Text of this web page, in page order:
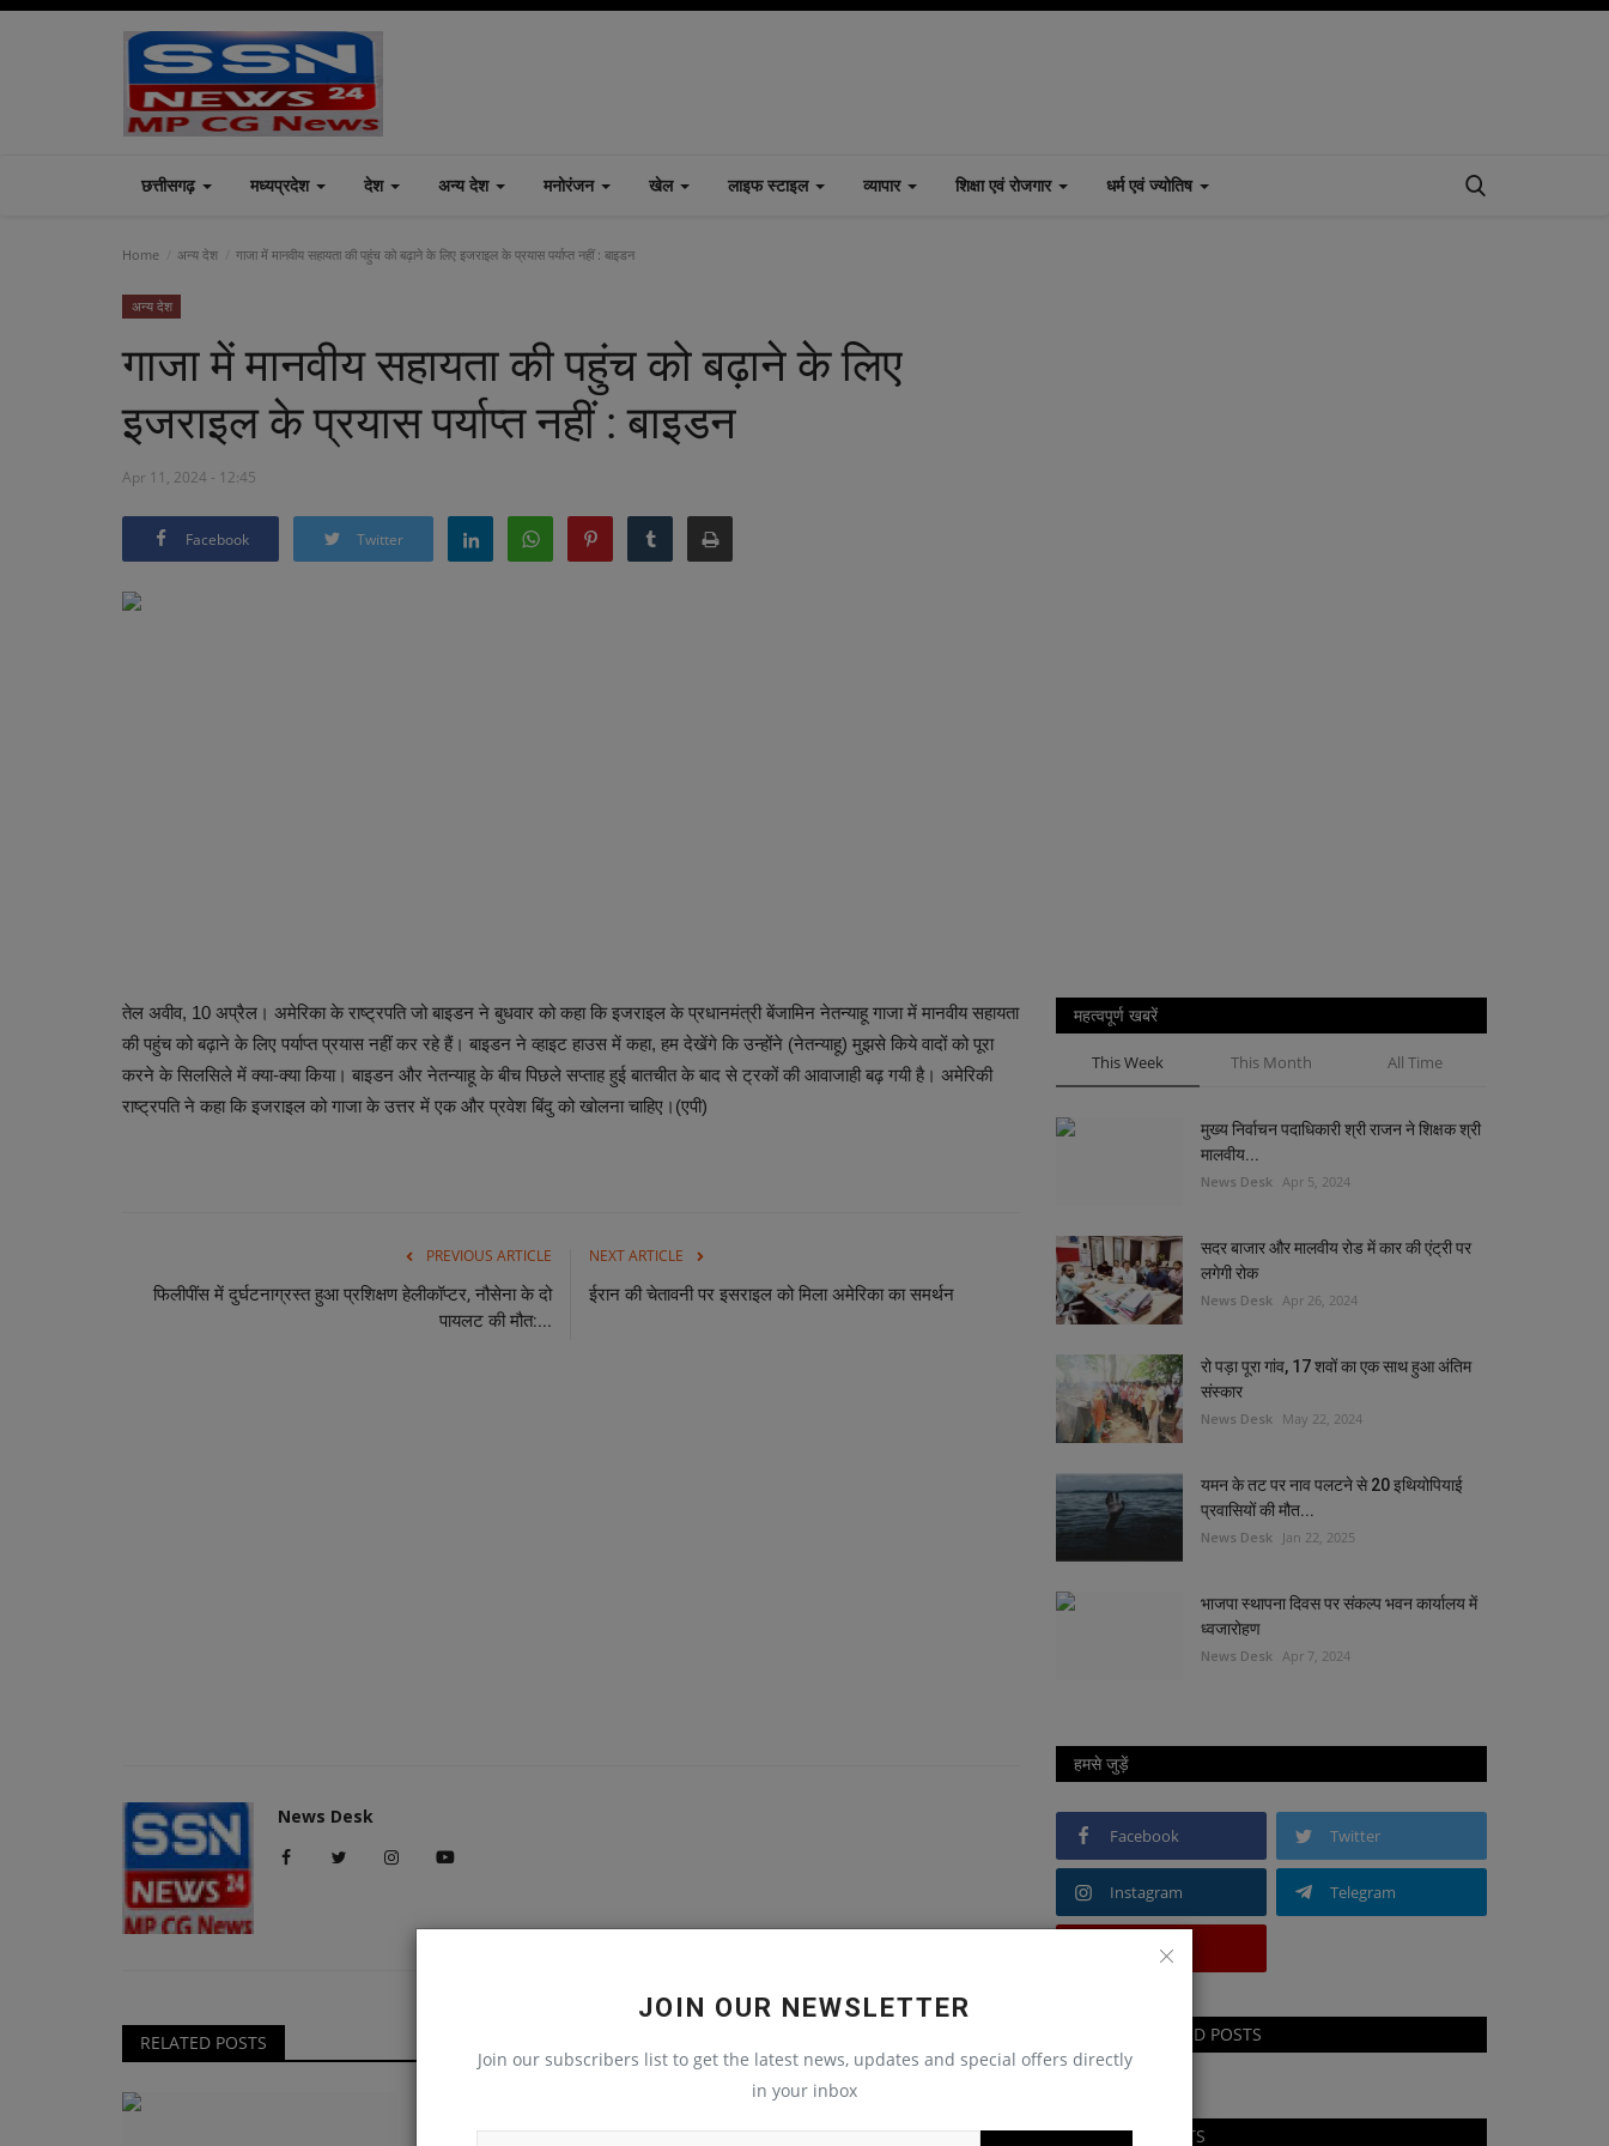
छत्तीसगढ़ मध्यप्रदेश देश अन्य देश मनोरंजन खेल लाइफ स्टाइल व्यापार शिक्षा एवं रोजगार धर्म एवं ज्योतिष
JOIN OUR NEWSLETTER
Join our subscribers list to get the latest news, updates and special offers directly
in your inbox
Home अन्य देश गाजा में मानवीय सहायता की पहुंच को बढ़ाने के लिए इजराइल के प्रयास पर्याप्त नहीं : बाइडन
अन्य देश
गाजा में मानवीय सहायता की पहुंच को बढ़ाने के लिए
इजराइल के प्रयास पर्याप्त नहीं : बाइडन
Apr 11, 2024 - 12:45
Facebook Twitter
तेल अवीव, 10 अप्रैल। अमेरिका के राष्ट्रपति जो बाइडन ने बुधवार को कहा कि इजराइल के प्रधानमंत्री बेंजामिन नेतन्याहू गाजा में मानवीय सहायता
की पहुंच को बढ़ाने के लिए पर्याप्त प्रयास नहीं कर रहे हैं। बाइडन ने व्हाइट हाउस में कहा, हम देखेंगे कि उन्होंने (नेतन्याहू) मुझसे किये वादों को पूरा
करने के सिलसिले में क्या-क्या किया। बाइडन और नेतन्याहू के बीच पिछले सप्ताह हुई बातचीत के बाद से ट्रकों की आवाजाही बढ़ गयी है। अमेरिकी
राष्ट्रपति ने कहा कि इजराइल को गाजा के उत्तर में एक और प्रवेश बिंदु को खोलना चाहिए।(एपी)
PREVIOUS ARTICLE
फिलीपींस में दुर्घटनाग्रस्त हुआ प्रशिक्षण हेलीकॉप्टर, नौसेना के दो
पायलट की मौत:...
NEXT ARTICLE
ईरान की चेतावनी पर इसराइल को मिला अमेरिका का समर्थन
News Desk
RELATED POSTS
महत्वपूर्ण खबरें
This Week This Month All Time
मुख्य निर्वाचन पदाधिकारी श्री राजन ने शिक्षक श्री
मालवीय...
News Desk Apr 5, 2024
सदर बाजार और मालवीय रोड में कार की एंट्री पर
लगेगी रोक
News Desk Apr 26, 2024
रो पड़ा पूरा गांव, 17 शवों का एक साथ हुआ अंतिम
संस्कार
News Desk May 22, 2024
यमन के तट पर नाव पलटने से 20 इथियोपियाई
प्रवासियों की मौत...
News Desk Jan 22, 2025
भाजपा स्थापना दिवस पर संकल्प भवन कार्यालय में
ध्वजारोहण
News Desk Apr 7, 2024
हमसे जुड़ें
Facebook Twitter
Instagram Telegram
Youtube
RECOMMENDED POSTS
RANDOM POSTS